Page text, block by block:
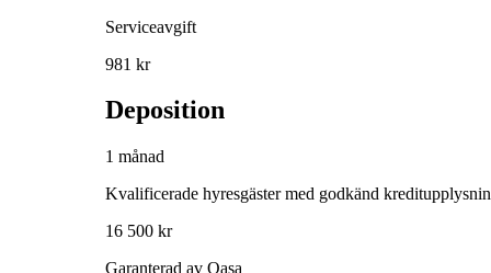
Serviceavgift
981 kr
Deposition
1 månad
Kvalificerade hyresgäster med godkänd
16 500 kr
Garanterad av Qasa